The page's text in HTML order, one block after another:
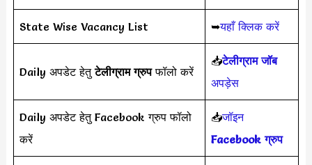
State Wise Vacancy List ➥यहाँ क्लिक करें
Daily अपडेट हेतुटेलीग्राम ग्रुपफॉलो करें
📥टेलीग्राम जॉब
अपड़ेस
Daily अपडेट हेतु Facebook ग्रुप फॉलो
करें
📥जॉइन
Facebook ग्रुप